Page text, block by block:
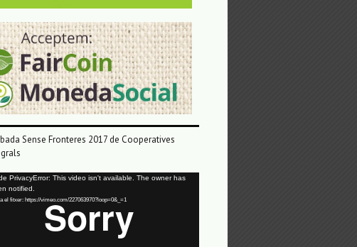
Sense Fronteres 2017 de Cooperatives
PrivacyError: This video isn't available. The owner has
notified.
el fitxer: https://vimeo.com/227063970?loop=0&_=1